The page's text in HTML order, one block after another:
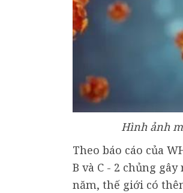
Hình ảnh
Theo báo cáo của
B và C - 2 chủng
năm, thế giới có